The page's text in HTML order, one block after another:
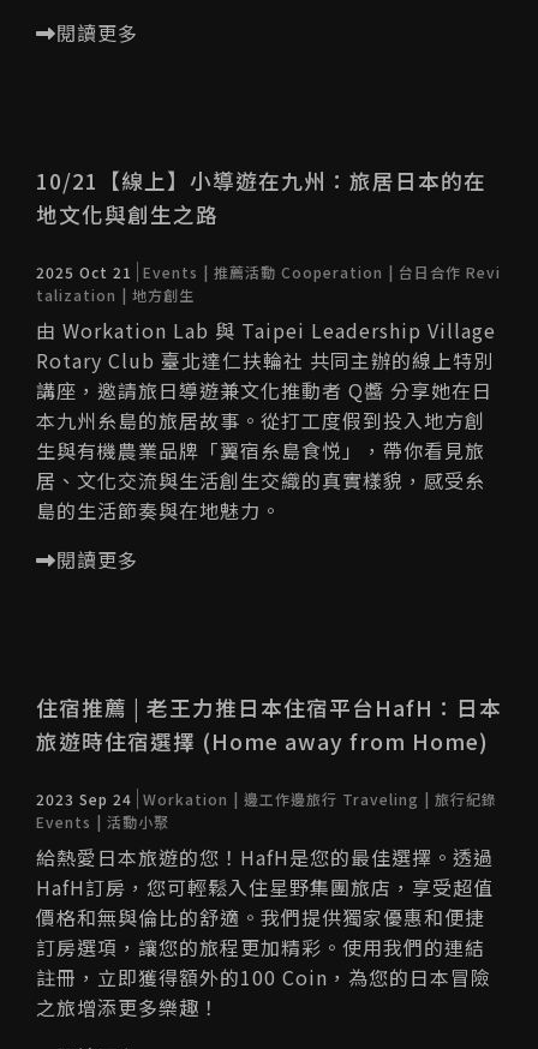
閱讀更多
10/21【線上】小導遊在九州：旅居日本的在
地文化與創生之路
2025 Oct 21 Events | 推薦活動 Cooperation | 台日合作 Revi
talization | 地方創生
由 Workation Lab 與 Taipei Leadership Village
Rotary Club 臺北達仁扶輪社 共同主辦的線上特別
講座，邀請旅日導遊兼文化推動者 Q醬 分享她在日
本九州糸島的旅居故事。從打工度假到投入地方創
生與有機農業品牌「翼宿糸島食悦」，帶你看見旅
居、文化交流與生活創生交織的真實樣貌，感受糸
島的生活節奏與在地魅力。
閱讀更多
住宿推薦 | 老王力推日本住宿平台HafH：日本
旅遊時住宿選擇 (Home away from Home)
2023 Sep 24 Workation | 邊工作邊旅行 Traveling | 旅行紀錄
Events | 活動小聚
給熱愛日本旅遊的您！HafH是您的最佳選擇。透過
HafH訂房，您可輕鬆入住星野集團旅店，享受超值
價格和無與倫比的舒適。我們提供獨家優惠和便捷
訂房選項，讓您的旅程更加精彩。使用我們的連結
註冊，立即獲得額外的100 Coin，為您的日本冒險
之旅增添更多樂趣！